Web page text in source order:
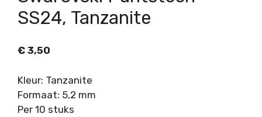
SS24, Tanzanite
€ 3,50
Kleur: Tanzanite
Formaat: 5,2 mm
Per 10 stuks